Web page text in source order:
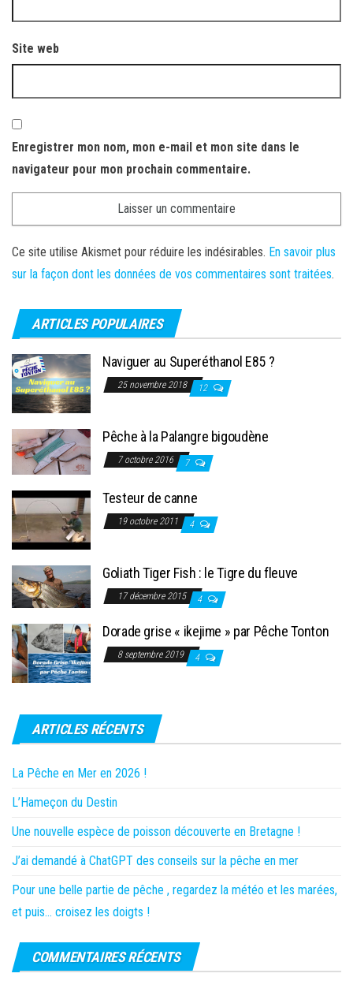
Site web
Enregistrer mon nom, mon e-mail et mon site dans le
navigateur pour mon prochain commentaire.
Ce site utilise Akismet pour réduire les indésirables. En savoir plus
sur la façon dont les données de vos commentaires sont traitées.
ARTICLES POPULAIRES
Naviguer au Superéthanol E85 ?
25 novembre 2018 12
Pêche à la Palangre bigoudène
7 octobre 2016 7
Testeur de canne
19 octobre 2011 4
Goliath Tiger Fish : le Tigre du fleuve
17 décembre 2015 4
Dorade grise « ikejime » par Pêche Tonton
8 septembre 2019 4
ARTICLES RÉCENTS
La Pêche en Mer en 2026 !
L’Hameçon du Destin
Une nouvelle espèce de poisson découverte en Bretagne !
J’ai demandé à ChatGPT des conseils sur la pêche en mer
Pour une belle partie de pêche , regardez la météo et les marées,
et puis… croisez les doigts !
COMMENTAIRES RÉCENTS